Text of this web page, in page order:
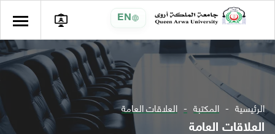
EN
الرئيسية المكتبة العلاقات العامة
العلاقات العامة